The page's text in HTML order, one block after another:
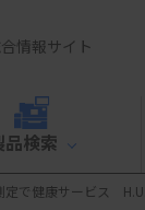
情報サイト
品検索
定で健康サービス